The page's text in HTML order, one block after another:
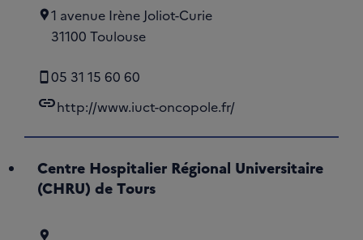
1 avenue Irène Joliot-Curie
31100 Toulouse
05 31 15 60 60
linkhttp://www.iuct-oncopole.fr/
Centre Hospitalier Régional Universitaire
(CHRU) de Tours